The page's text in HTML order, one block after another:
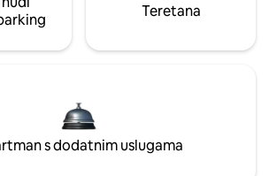
Teretana
s dodatnim uslugama